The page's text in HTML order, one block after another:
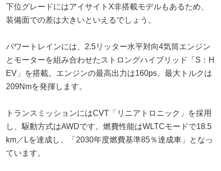
下位グレードにはアイサイトX非搭載モデルもあるため、
装備面での差は大きいといえるでしょう。
パワートレインには、2.5リッター水平対向4気筒エンジン
とモーターを組み合わせたストロングハイブリッド「S：H
EV」を搭載。エンジンの最高出力は160ps、最大トルクは
209Nmを発揮します。
トランスミッションにはCVT「リニアトロニック」を採用
し、駆動方式はAWDです。燃費性能はWLTCモードで18.5
km／Lを達成し、「2030年度燃費基準85％達成車」となっ
ています。